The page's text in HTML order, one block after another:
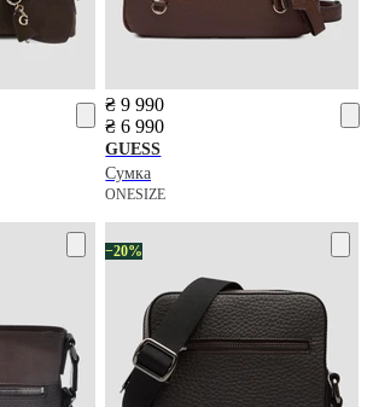
₴ 9 990
₴ 6 990
GUESS
Сумка
ONESIZE
−20%